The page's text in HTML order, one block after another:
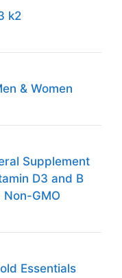
k2
& Women
Supplement
D3 and B
GMO
Essentials